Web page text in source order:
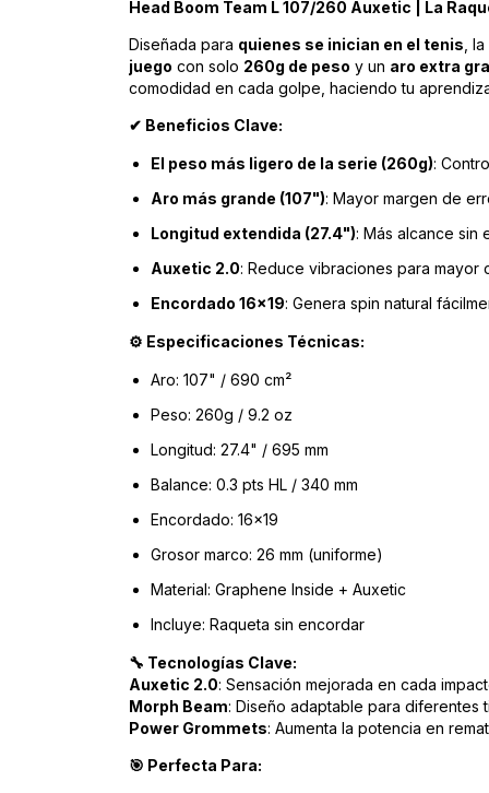
Head Boom Team L 107/260 Auxetic | La
Diseñada para quienes se inician en el tenis, la
juego con solo 260g de peso y un aro extra
comodidad en cada golpe, haciendo tu
✔ Beneficios Clave:
El peso más ligero de la serie (260g):
Aro más grande (107"): Mayor margen de
Longitud extendida (27.4"): Más alcance sin
Auxetic 2.0: Reduce vibraciones para mayor
Encordado 16x19: Genera spin natural
⚙️ Especificaciones Técnicas:
Aro: 107" / 690 cm²
Peso: 260g / 9.2 oz
Longitud: 27.4" / 695 mm
Balance: 0.3 pts HL / 340 mm
Encordado: 16x19
Grosor marco: 26 mm (uniforme)
Material: Graphene Inside + Auxetic
Incluye: Raqueta sin encordar
🔧 Tecnologías Clave:
Auxetic 2.0: Sensación mejorada en cada
Morph Beam: Diseño adaptable para diferentes
Power Grommets: Aumenta la potencia en
🎯 Perfecta Para: